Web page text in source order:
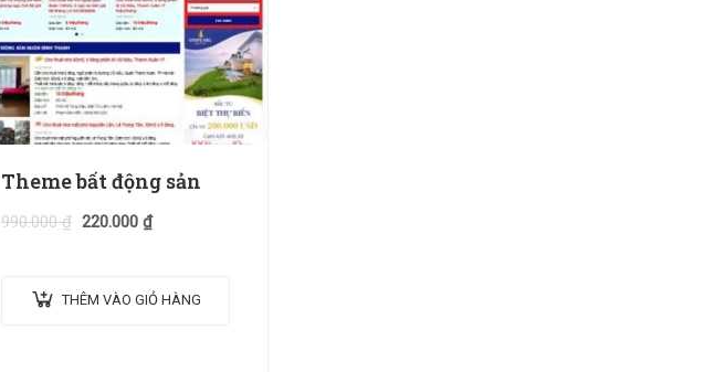
Theme bất động sản
990.000₫ 220.000 ₫
THÊM VÀO GIỎ HÀNG